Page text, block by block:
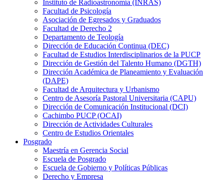
Instituto de Radioastronomía (INRAS)
Facultad de Psicología
Asociación de Egresados y Graduados
Facultad de Derecho 2
Departamento de Teología
Dirección de Educación Continua (DEC)
Facultad de Estudios Interdisciplinarios de la PUCP
Dirección de Gestión del Talento Humano (DGTH)
Dirección Académica de Planeamiento y Evaluación
(DAPE)
Facultad de Arquitectura y Urbanismo
Centro de Asesoría Pastoral Universitaria (CAPU)
Dirección de Comunicación Institucional (DCI)
Cachimbo PUCP (OCAI)
Dirección de Actividades Culturales
Centro de Estudios Orientales
Posgrado
Maestría en Gerencia Social
Escuela de Posgrado
Escuela de Gobierno y Políticas Públicas
Derecho y Empresa